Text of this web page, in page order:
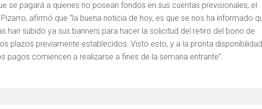
se pagará a quienes no posean fondos en sus cuentas previsionales, el
afirmó que “la buena noticia de hoy, es que se nos ha informado
han subido ya sus banners para hacer la solicitud del retiro del bono de
plazos previamente establecidos. Visto esto, y a la pronta disponibilidad
pagos comiencen a realizarse a fines de la semana entrante”.